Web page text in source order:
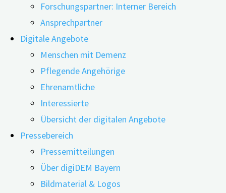
Forschungspartner: Interner Bereich
Ansprechpartner
Digitale Angebote
Menschen mit Demenz
Pflegende Angehörige
Ehrenamtliche
Interessierte
Übersicht der digitalen Angebote
Pressebereich
Pressemitteilungen
Über digiDEM Bayern
Bildmaterial & Logos
Betroffene ab einem
Garage. Doch wie lässt sich
für HTA und Public Health
digiDEM Bayern
Schwabachanlage 6 |
91054 Erlangen
E-Mail:info@digidem-
bayern.de
Impressum
Datenschutz